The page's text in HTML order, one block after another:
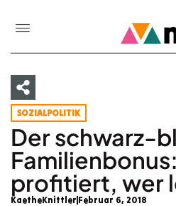
SOZIALPOLITIK
Der schwarz-
profitiert, wer
KaetheKnittler Februar 6, 2018